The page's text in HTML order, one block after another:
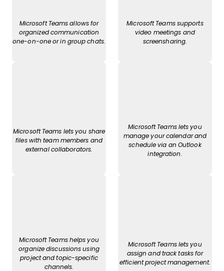
Microsoft Teams allows for
organized communication
one-on-one or in group chats.
Microsoft Teams supports
video meetings and
screensharing.
Microsoft Teams lets you share
files with team members and
external collaborators.
Microsoft Teams lets you
manage your calendar and
schedule via an Outlook
integration.
Microsoft Teams helps you
organize discussions using
project and topic-specific
channels.
Microsoft Teams lets you
assign and track tasks for
efficient project management.